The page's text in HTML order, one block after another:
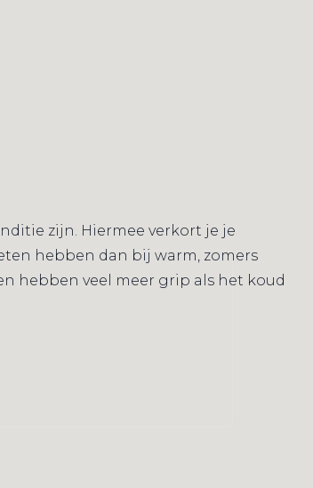
zijn. Hiermee verkort je je
hebben dan bij warm, zomers
hebben veel meer grip als het koud